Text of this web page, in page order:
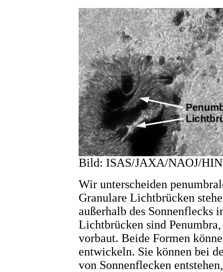
Bild: ISAS/JAXA/NAOJ/
Wir unterscheiden
Granulare Lichtbrücken
außerhalb des Sonnenflecks
Lichtbrücken sind
vorbaut. Beide Formen
entwickeln. Sie können bei
von Sonnenflecken